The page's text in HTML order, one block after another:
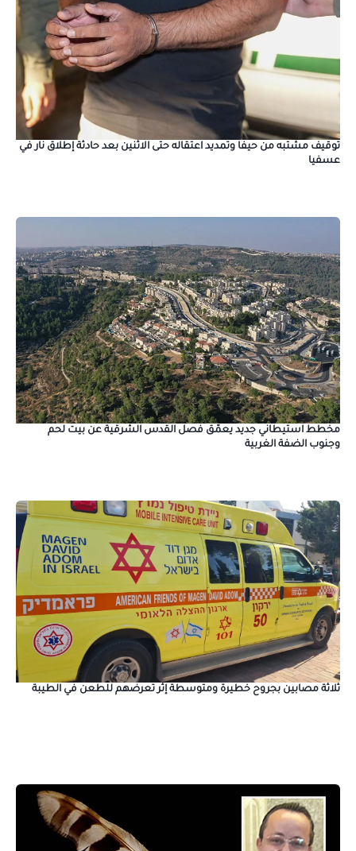
توقيف مشتبه من حيفا وتمديد اعتقاله حتى الاثنين بعد حادثة إطلاق نار في
عسفيا
مخطط استيطاني جديد يعمّق فصل القدس الشرقية عن بيت لحم
وجنوب الضفة الغربية
ثلاثة مصابين بجروح خطيرة ومتوسطة إثر تعرضهم للطعن في الطيبة